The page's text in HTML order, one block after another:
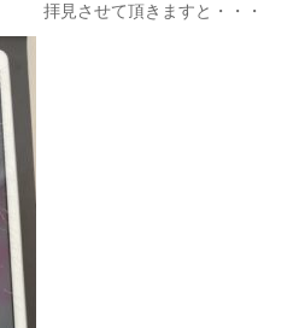
拝見させて頂きますと・・・